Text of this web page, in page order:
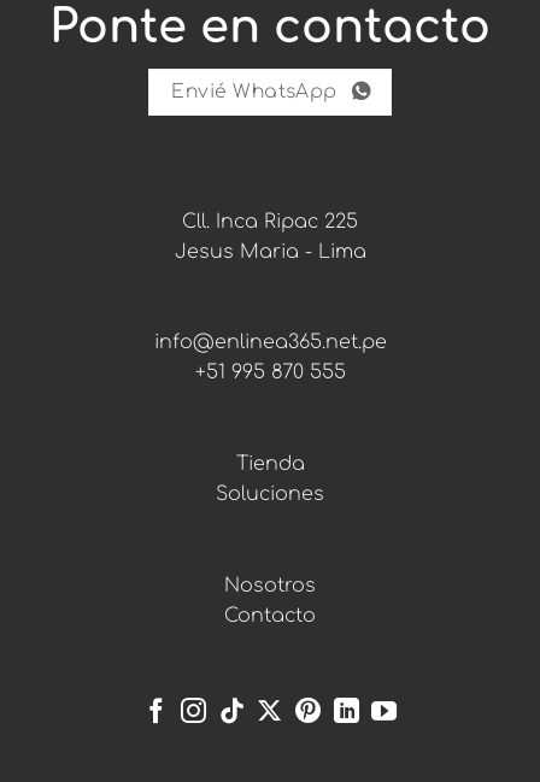
o
m
n
i
Ponte en contacto
Envié WhatsApp
Cll. Inca Ripac 225
Jesus Maria - Lima
info@enlinea365.net.pe
+51 995 870 555
Tienda
Soluciones
Nosotros
Contacto